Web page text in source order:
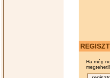
Ha még
megteheti!